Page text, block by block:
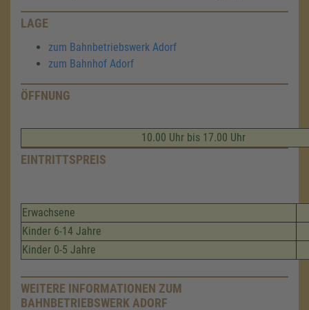
LAGE
zum Bahnbetriebswerk Adorf
zum Bahnhof Adorf
ÖFFNUNG
10.00 Uhr bis 17.00 Uhr
EINTRITTSPREIS
Erwachsene
Kinder 6-14 Jahre
Kinder 0-5 Jahre
WEITERE INFORMATIONEN ZUM
BAHNBETRIEBSWERK ADORF